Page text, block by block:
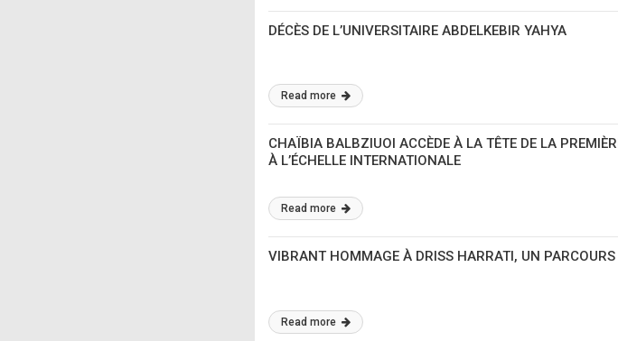
DÉCÈS DE L’UNIVERSITAIRE ABDELKEBIR YAHYA
Read more
CHAÏBIA BALBZIUOI ACCÈDE À LA TÊTE DE LA
À L’ÉCHELLE INTERNATIONALE
Read more
VIBRANT HOMMAGE À DRISS HARRATI, UN PARCOURS
Read more